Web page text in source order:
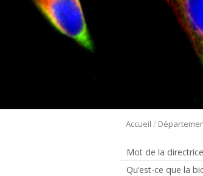
Accueil /
Mot de la directrice
Qu’est-ce que la